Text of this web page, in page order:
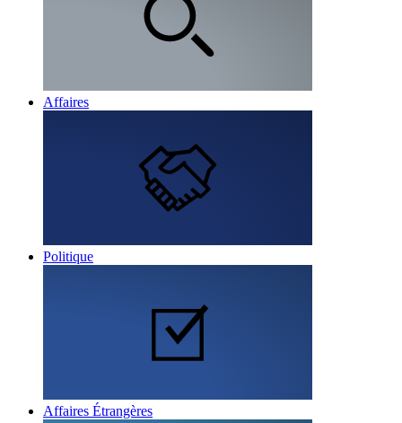
Affaires
Politique
Affaires Étrangères